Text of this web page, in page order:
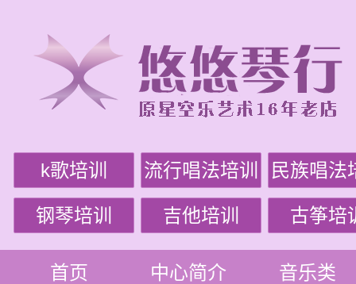
k歌培训 流行唱法培训 民族唱法
钢琴培训 吉他培训 古筝培
首页 中心简介 音乐类